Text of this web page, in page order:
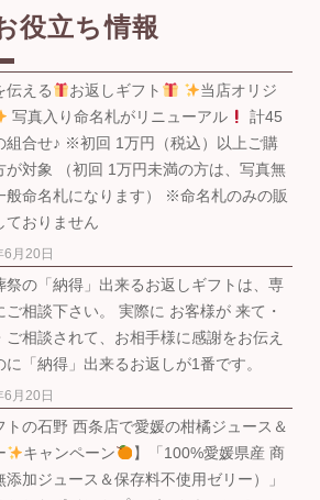
役立ち情報
伝える お返しギフト
当店オリジ
写真入り命名札がリニューアル
計45
組合せ♪ ※初回 1万円（税込）以上ご購
が対象 （初回 1万円未満の方は、写真無
般命名札になります） ※命名札のみの販
ておりません
月20日
祭の「納得」出来るお返しギフトは、専
ご相談下さい。 実際に お客様が 来て・
ご相談されて、お相手様に感謝をお伝え
に「納得」出来るお返しが1番です。
月20日
トの石野 西条店で愛媛の柑橘ジュース＆
キャンペーン
】「100%愛媛県産 商
添加ジュース＆保存料不使用ゼリー）」